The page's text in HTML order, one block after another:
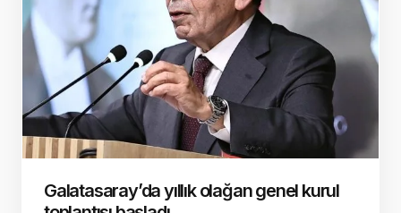
Galatasaray’da yıllık olağan genel kurul